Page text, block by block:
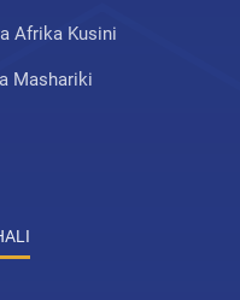
Afrika Kusini
Mashariki